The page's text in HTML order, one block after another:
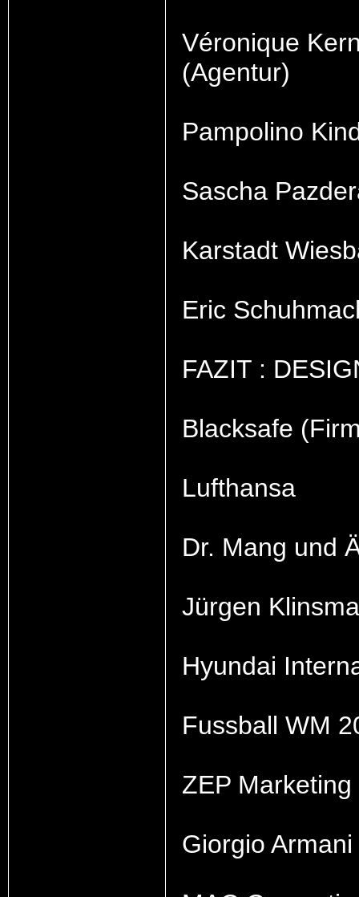
Véronique
(Agentur)
Pampolino
Sascha
Karstadt
Eric
FAZIT :
Blacksafe
Lufthansa
Dr. Mang und
Jürgen
Hyundai
Fussball WM
ZEP Marketing
Giorgio Armani